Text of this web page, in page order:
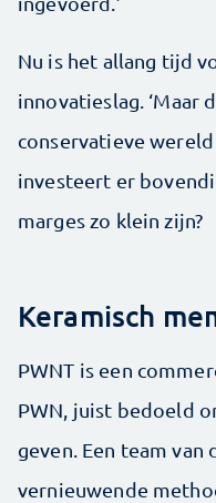
Nu is het allang tijd
innovatieslag. ‘Maar
conservatieve
investeert er
marges zo klein zijn?
Keramisch
PWNT is een
PWN, juist bedoeld
geven. Een team
vernieuwende